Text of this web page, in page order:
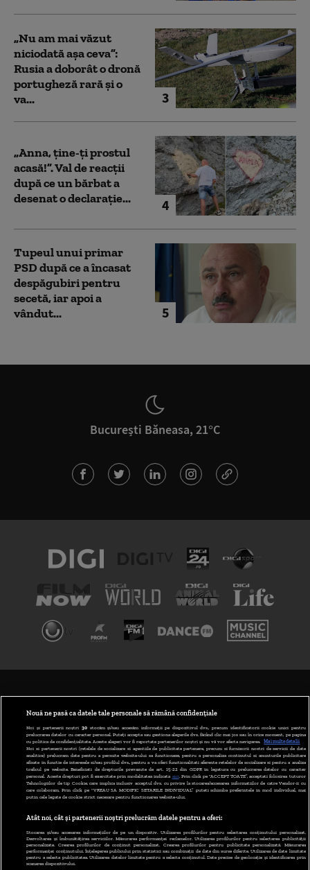
3
„Nu am mai văzut
niciodată așa ceva”:
Rusia a doborât o dronă
portugheză rară și o
va...
4
„Anna, ţine-ţi prostul
acasă!”. Val de reacții
după ce un bărbat a
desenat o declarație...
5
Tupeul unui primar
PSD după ce a încasat
despăgubiri pentru
secetă, iar apoi a
vândut...
București Băneasa, 21°C
ABONARE DIGI TV
GESTIONAȚI PREFERINȚELE
CODUL DIGI24
CAMERE WEB
CONTACT/INFO
Nouă ne pasă ca datele tale personale să rămână confidențiale
Noi și partenerii noștri 30stocăm și/sau accesăm informații pe dispozitivul dvs., precum identificatorii cookie unici pentru
prelucrarea datelor cu caracter personal. Puteți accepta sau gestiona alegerile dvs. făcând clic mai jos sau în orice moment, pe pagina
cu politica de confidențialitate. Aceste alegeri vor fi raportate partenerilor noștri și nu vă vor afecta navigarea.
Mai multe detalii
Noi si partenerii nostri (retelele de socializare si agentiile de publicitate partenere, precum si furnizorii nostri de servicii de date
analitice) prelucram date pentru a permite website-ului sa functioneze, pentru a personaliza continutul si anunturile publicitare
afisate in functie de interesele si/sau profilul dvs., pentru a va oferi functionalitati aferente retelelor de socializare si pentru a analiza
traficul pe website. Beneficiati de drepturile prevazute de art. 15-22 din GDPR in legatura cu prelucrarea datelor cu caracter
personal. Aceste drepturi pot fi exercitate prin modalitatea indicata aici. Prin click pe “ACCEPT TOATE”, acceptati folosirea tuturor
Tehnologiilor de tip Cookie, care implica inclusiv acceptul dvs. cu privire la stocarea/accesarea informatiilor de catre Vendor-ii cu
care colaboram. Prin click pe “VREAU SA MODIFIC SETARILE INDIVIDUAL” puteti schimba preferintele in mod individual, mai
putin cele legate de cookie strict necesare pentru functionarea website-ului.
Atât noi, cât și partenerii noștri prelucrăm datele pentru a oferi:
Stocarea și/sau accesarea informațiilor de pe un dispozitiv. Utilizarea profilurilor pentru selectarea conținutului personalizat.
Dezvoltarea și îmbunătățirea serviciilor. Măsurarea performanței reclamelor. Utilizarea profilurilor pentru selectarea publicității
personalizate. Crearea profilurilor de conținut personalizat. Crearea profilurilor pentru publicitate personalizată. Măsurarea
performanței conținutului. Înțelegerea publicului prin statistici sau combinații de date din surse diferite. Utilizarea de date limitate
pentru a selecta publicitatea. Utilizarea datelor limitate pentru a selecta conținutul. Date precise de geolocație și identificarea prin
scanarea dispozitivului.